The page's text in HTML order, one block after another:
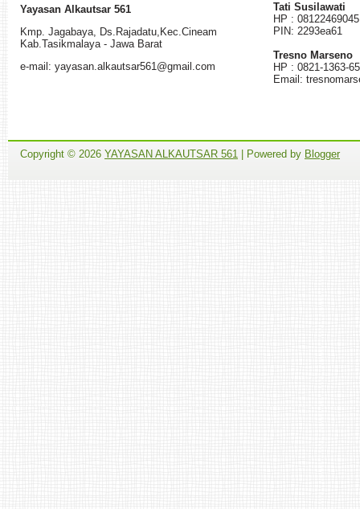
Yayasan Alkautsar 561
Kmp. Jagabaya, Ds. Rajadatu, Kec.Cineam
Kab.Tasikmalaya - Jawa Barat
e-mail: yayasan.alkautsar561@gmail.com
Tati Susilawati
HP : 08122469045
PIN: 2293ea61
Tresno Marseno
HP : 0821-1363-
Email:
Copyright © 2026 YAYASAN ALKAUTSAR 561 | Powered by Blogger